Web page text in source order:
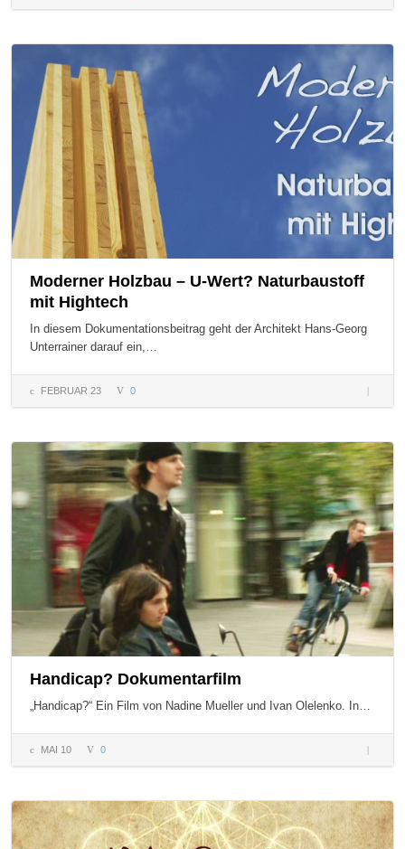
Moderner Holzbau – U-Wert? Naturbaustoff
mit Hightech
In diesem Dokumentationsbeitrag geht der Architekt Hans-Georg
Unterrainer darauf ein,…
FEBRUAR 23 0
mit
Handicap? Dokumentarfilm
„Handicap?“ Ein Film von Nadine Mueller und Ivan Olelenko. In…
MAI 10 0